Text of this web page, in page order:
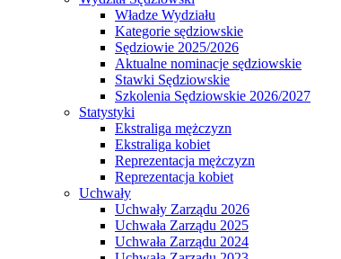
Władze Wydziału
Kategorie sędziowskie
Sędziowie 2025/2026
Aktualne nominacje sędziowskie
Stawki Sędziowskie
Szkolenia Sędziowskie 2026/2027
Statystyki
Ekstraliga mężczyzn
Ekstraliga kobiet
Reprezentacja mężczyzn
Reprezentacja kobiet
Uchwały
Uchwały Zarządu 2026
Uchwała Zarządu 2025
Uchwała Zarządu 2024